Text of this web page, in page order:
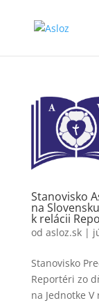
Stanovisko
na
k relácii
od asloz.sk|
Stanovisko
Reportéri zo
na Jednotke